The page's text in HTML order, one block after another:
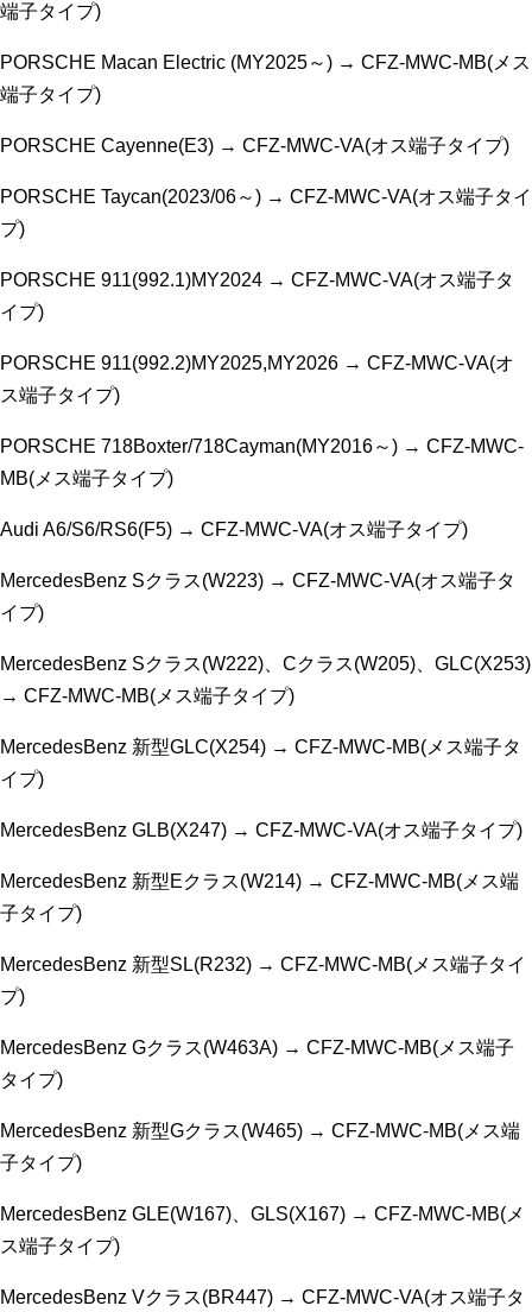
端子タイプ)
PORSCHE Macan Electric (MY2025～) → CFZ-MWC-MB(メス
端子タイプ)
PORSCHE Cayenne(E3) → CFZ-MWC-VA(オス端子タイプ)
PORSCHE Taycan(2023/06～) → CFZ-MWC-VA(オス端子タイ
プ)
PORSCHE 911(992.1)MY2024 → CFZ-MWC-VA(オス端子タ
イプ)
PORSCHE 911(992.2)MY2025,MY2026 → CFZ-MWC-VA(オ
ス端子タイプ)
PORSCHE 718Boxter/718Cayman(MY2016～) → CFZ-MWC-
MB(メス端子タイプ)
Audi A6/S6/RS6(F5) → CFZ-MWC-VA(オス端子タイプ)
MercedesBenz Sクラス(W223) → CFZ-MWC-VA(オス端子タ
イプ)
MercedesBenz Sクラス(W222)、Cクラス(W205)、GLC(X253)
→ CFZ-MWC-MB(メス端子タイプ)
MercedesBenz 新型GLC(X254) → CFZ-MWC-MB(メス端子タ
イプ)
MercedesBenz GLB(X247) → CFZ-MWC-VA(オス端子タイプ)
MercedesBenz 新型Eクラス(W214) → CFZ-MWC-MB(メス端
子タイプ)
MercedesBenz 新型SL(R232) → CFZ-MWC-MB(メス端子タイ
プ)
MercedesBenz Gクラス(W463A) → CFZ-MWC-MB(メス端子
タイプ)
MercedesBenz 新型Gクラス(W465) → CFZ-MWC-MB(メス端
子タイプ)
MercedesBenz GLE(W167)、GLS(X167) → CFZ-MWC-MB(メ
ス端子タイプ)
MercedesBenz Vクラス(BR447) → CFZ-MWC-VA(オス端子タ